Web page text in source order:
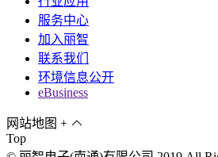
服务中心
加入丽智
联系我们
环境信息公开
eBusiness
网站地图 +
Top